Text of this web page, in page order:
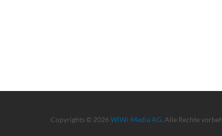
Copyrights © 2026 WiWi-Media AG. Alle Rechte